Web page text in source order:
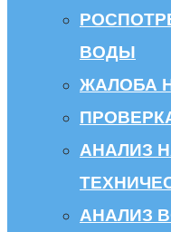
ВОДЫ
ЖАЛОБА
АНАЛИЗ
АНАЛИЗ